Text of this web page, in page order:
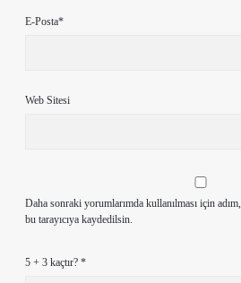
E-Posta*
Web Sitesi
Daha sonraki yorumlarımda kullanılması için
bu tarayıcıya kaydedilsin.
5 + 3 kaçtır? *